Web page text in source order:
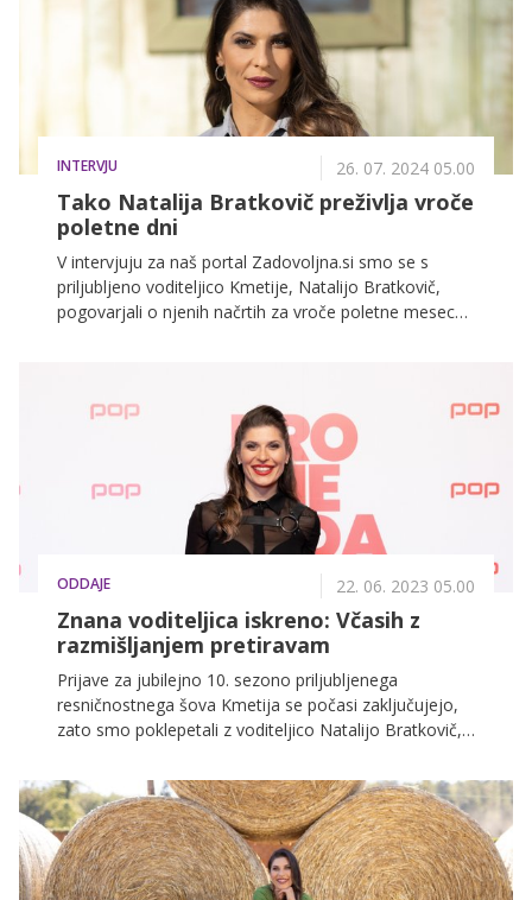
INTERVJU 26. 07. 2024 05.00
Tako Natalija Bratkovič preživlja vroče
poletne dni
V intervjuju za naš portal Zadovoljna.si smo se s
priljubljeno voditeljico Kmetije, Natalijo Bratkovič,
pogovarjali o njenih načrtih za vroče poletne mesece.
ODDAJE 22. 06. 2023 05.00
Znana voditeljica iskreno: Včasih z
razmišljanjem pretiravam
Prijave za jubilejno 10. sezono priljubljenega
resničnostnega šova Kmetija se počasi zaključujejo,
zato smo poklepetali z voditeljico Natalijo Bratkovič,
kdaj se počuti najbolj samozavestno, zaupala pa nam
je tudi, zakaj se moraš ravno TI prijaviti v novo
sezono.